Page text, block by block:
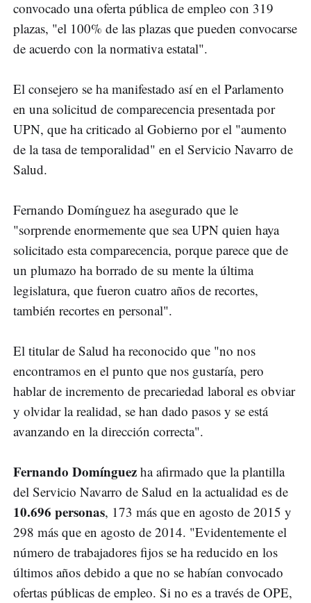
convocado una oferta pública de empleo con 319
plazas, "el 100% de las plazas que pueden convocarse
de acuerdo con la normativa estatal".
El consejero se ha manifestado así en el Parlamento
en una solicitud de comparecencia presentada por
UPN, que ha criticado al Gobierno por el "aumento
de la tasa de temporalidad" en el Servicio Navarro de
Salud.
Fernando Domínguez ha asegurado que le
"sorprende enormemente que sea UPN quien haya
solicitado esta comparecencia, porque parece que de
un plumazo ha borrado de su mente la última
legislatura, que fueron cuatro años de recortes,
también recortes en personal".
El titular de Salud ha reconocido que "no nos
encontramos en el punto que nos gustaría, pero
hablar de incremento de precariedad laboral es obviar
y olvidar la realidad, se han dado pasos y se está
avanzando en la dirección correcta".
Fernando Domínguez ha afirmado que la plantilla
del Servicio Navarro de Salud en la actualidad es de
10.696 personas, 173 más que en agosto de 2015 y
298 más que en agosto de 2014. "Evidentemente el
número de trabajadores fijos se ha reducido en los
últimos años debido a que no se habían convocado
ofertas públicas de empleo. Si no es a través de OPE,